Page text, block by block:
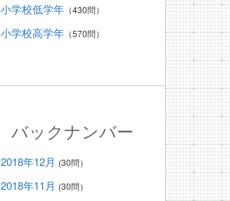
小学校低学年 （430問）
小学校高学年 （570問）
バックナンバー
2018年12月 (30問）
2018年11月 (30問）